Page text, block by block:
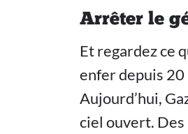
Arrêter le
Et regardez ce
enfer depuis 20
Aujourd’hui,
ciel ouvert. Des